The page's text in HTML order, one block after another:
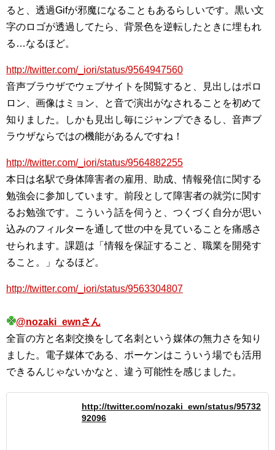
ると、透過Gifが邪魔になることもあるらしいです。黒い文
字のロゴが透過してたら、背景色を逆転したときに埋もれ
る…なるほど。
http://twitter.com/_iori/status/9564947560
音声ブラウザでウェブサイトを閲覧すると、見出しはポロ
ロン、画像はミョン、と音で演出がなされることを初めて
知りました。しかも見出し毎にジャンプできるし、音声ブ
ラウザならではの機能があるんですね！
http://twitter.com/_iori/status/9564882255
本日は名駅で身体障害者の雇用、助成、情報発信に関する
勉強会に参加しています。前段として障害者の就労に関す
るお勉強です。こういう話を伺うと、つくづく自分が思い
込みのフィルターを通して世の中を見ていることを痛感さ
せられます。課題は「情報を保証すること、職業を開発す
ること。」なるほど。
http://twitter.com/_iori/status/9563304807
@nozaki_ewnさん
全盲の方と名刺交換をして名刺という媒体の無力さを知り
ました。電子媒体である、ポーケンはこういう場でも活用
できるんじゃないかなと、違う可能性を感じました。
http://twitter.com/nozaki_ewn/status/95732
92096